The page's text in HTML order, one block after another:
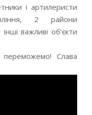
і артилеристи
2 райони
важливі об’єкти
Слава